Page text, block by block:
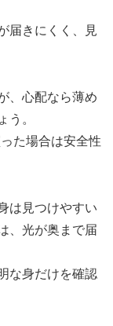
届きにくく、見
、心配なら薄め
う。
た場合は安全性
は見つけやすい
、光が奥まで届
な身だけを確認